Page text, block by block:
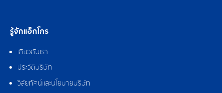
รู้จักแอ็กโกร
เกี่ยวกับเรา
ประวัติบริษัท
วิสัยทัศน์และนโยบายบริษัท